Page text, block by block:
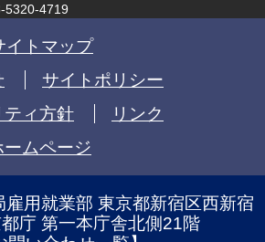
4719
イトマップ
サイトポリシー
ティ方針
リンク
ムページ
用就業部 東京都新宿区西新宿
庁 第一本庁舎北側21階